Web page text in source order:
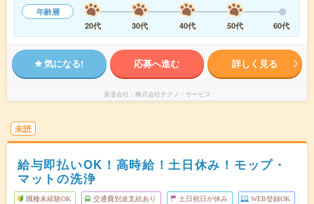
年齢層
20代
30代 40代 50代 60代
気になる! 応募へ進む 詳しく見る
派遣会社 株式会社テクノ・サービス
未読
給与即払いOK！高時給！土日休み！モップ・
マットの洗浄
職種未経験OK 交通費別途支給あり 土日祝日が休み WEB登録OK